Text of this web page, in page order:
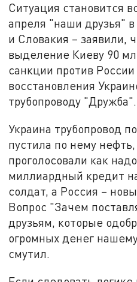
Ситуация становится
апреля "наши друзья"
и Словакия – заявили,
выделение Киеву 90
санкции против
восстановления
трубопроводу "Дружба".
Украина трубопровод
пустила по нему
проголосовали как
миллиардный кредит
солдат, а Россия –
Вопрос "Зачем
друзьям, которые
огромных денег
смутил.